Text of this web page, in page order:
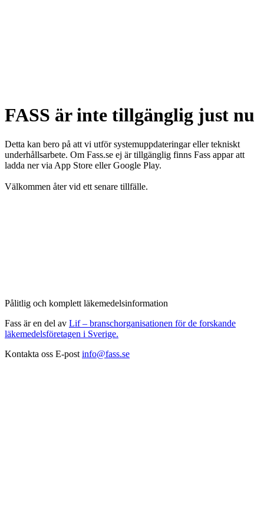
FASS är inte tillgänglig just nu
Detta kan bero på att vi utför systemuppdateringar eller tekniskt
underhållsarbete. Om Fass.se ej är tillgänglig finns Fass appar att
ladda ner via App Store eller Google Play.
Välkommen åter vid ett senare tillfälle.
Pålitlig och komplett läkemedelsinformation
Fass är en del av Lif – branschorganisationen för de forskande
läkemedelsföretagen i Sverige.
Kontakta oss E-post info@fass.se